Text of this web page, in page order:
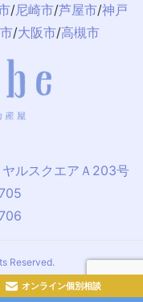
/尼崎市/芦屋市/神戸
/大阪市/高槻市
ルスクエアＡ203号
Reserved.
オンライン個別相談